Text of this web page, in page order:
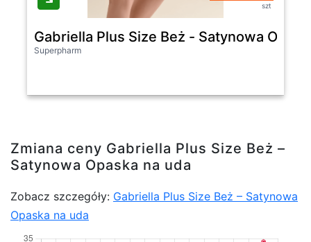
szt
Gabriella Plus Size Beż - Satynowa
Superpharm
Zmiana ceny Gabriella Plus Size Beż –
Satynowa Opaska na uda
Zobacz szczegóły: Gabriella Plus Size Beż – Satynowa
Opaska na uda